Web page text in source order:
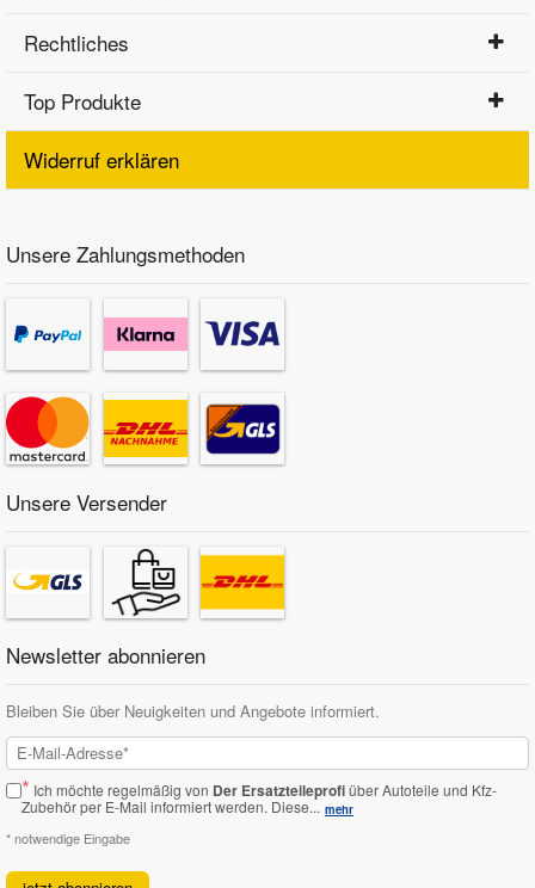
Rechtliches
Top Produkte
Widerruf erklären
Unsere Zahlungsmethoden
Unsere Versender
Newsletter abonnieren
Bleiben Sie über Neuigkeiten und Angebote informiert.
* Ich möchte regelmäßig von Der Ersatzteileprofiüber Autoteile und Kfz-
Zubehör per E-Mail informiert werden. Diese... mehr
* notwendige Eingabe